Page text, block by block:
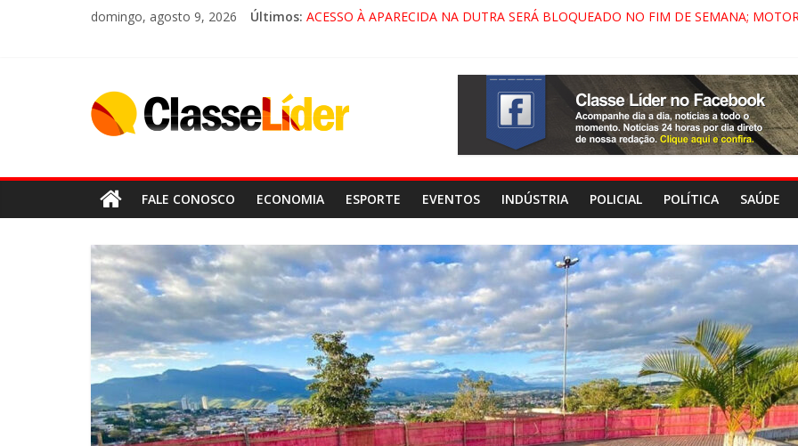
domingo, agosto 9, 2026 Últimos: ACESSO À APARECIDA NA DUTRA SERÁ BLOQUEADO NO FIM DE SEMANA;
“HÁ PRESENÇA DO COMANDO VERMELHO NO VALE”, AFIRMA PROMOTOR DO
FALE CONOSCO ECONOMIA ESPORTE EVENTOS INDÚSTRIA POLICIAL POLÍTICA SAÚDE